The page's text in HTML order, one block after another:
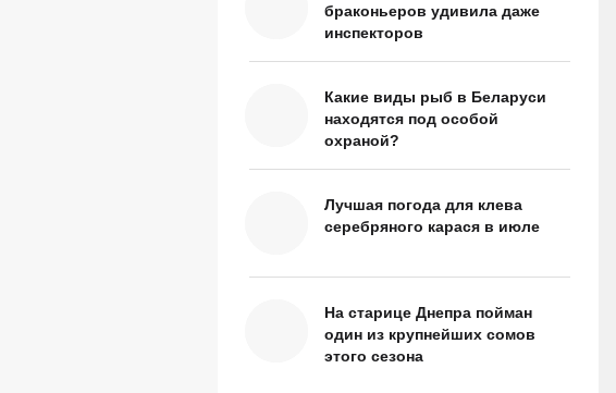
браконьеров удивила даже
инспекторов
Какие виды рыб в Беларуси
находятся под особой
охраной?
Лучшая погода для клева
серебряного карася в июле
На старице Днепра пойман
один из крупнейших сомов
этого сезона